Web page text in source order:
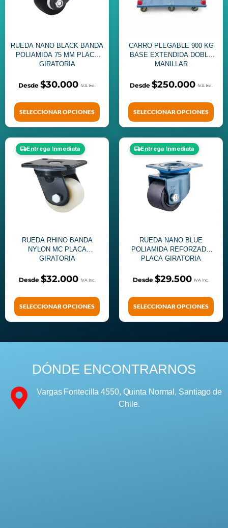
RUEDA NANO BLACK BANDA
POLIAMIDA 75 MM PLACA
GIRATORIA
$30.000
SELECCIONAR OPCIONES
CARRO PLEGABLE 900 KG
BASE EXTENDIDA DOBLE
MANILLAR
$250.000
SELECCIONAR OPCIONES
Entrega Inmediata
RUEDA RHINO BANDA
NYLON MC PLACA
GIRATORIA
$32.000
SELECCIONAR OPCIONES
Entrega Inmediata
RUEDA NANO BLUE
POLIAMIDA REFORZADO
PLACA GIRATORIA
$29.500
SELECCIONAR OPCIONES
DÓNDE ENCONTRARNOS
Vargas Fontecilla 4550, Quinta Normal, Santiago de
Chile.